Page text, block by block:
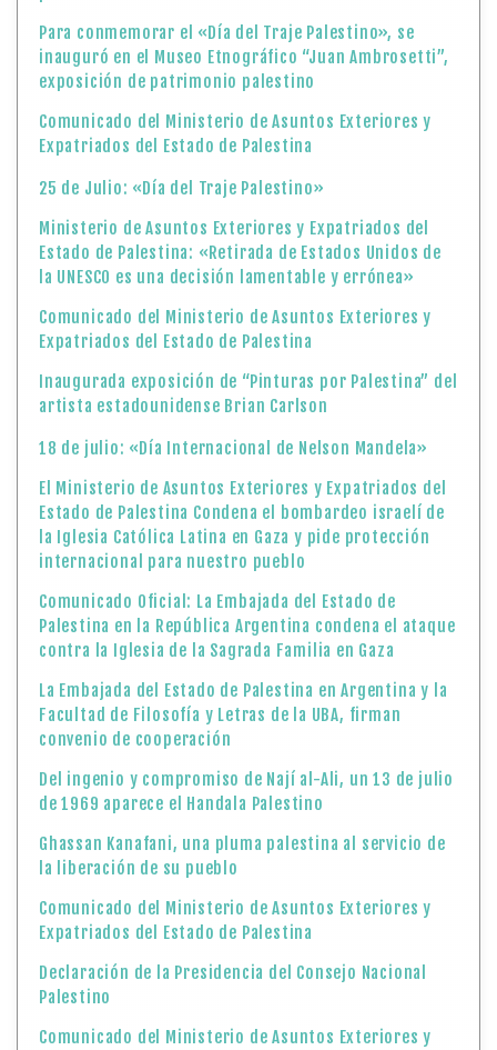
Para conmemorar el «Día del Traje Palestino», se
inauguró en el Museo Etnográfico “Juan Ambrosetti”,
exposición de patrimonio palestino
Comunicado del Ministerio de Asuntos Exteriores y
Expatriados del Estado de Palestina
25 de Julio: «Día del Traje Palestino»
Ministerio de Asuntos Exteriores y Expatriados del
Estado de Palestina: «Retirada de Estados Unidos de
la UNESCO es una decisión lamentable y errónea»
Comunicado del Ministerio de Asuntos Exteriores y
Expatriados del Estado de Palestina
Inaugurada exposición de “Pinturas por Palestina” del
artista estadounidense Brian Carlson
18 de julio: «Día Internacional de Nelson Mandela»
El Ministerio de Asuntos Exteriores y Expatriados del
Estado de Palestina Condena el bombardeo israelí de
la Iglesia Católica Latina en Gaza y pide protección
internacional para nuestro pueblo
Comunicado Oficial: La Embajada del Estado de
Palestina en la República Argentina condena el ataque
contra la Iglesia de la Sagrada Familia en Gaza
La Embajada del Estado de Palestina en Argentina y la
Facultad de Filosofía y Letras de la UBA, firman
convenio de cooperación
Del ingenio y compromiso de Nají al-Ali, un 13 de julio
de 1969 aparece el Handala Palestino
Ghassan Kanafani, una pluma palestina al servicio de
la liberación de su pueblo
Comunicado del Ministerio de Asuntos Exteriores y
Expatriados del Estado de Palestina
Declaración de la Presidencia del Consejo Nacional
Palestino
Comunicado del Ministerio de Asuntos Exteriores y